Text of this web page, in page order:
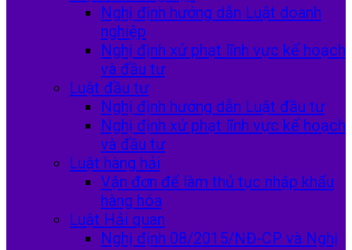
Nghị định hướng dẫn Luật doanh
nghiệp
Nghị định xử phạt lĩnh vực kế hoạch
và đầu tư
Luật đầu tư
Nghị định hướng dẫn Luật đầu tư
Nghị định xử phạt lĩnh vực kế hoạch
và đầu tư
Luật hàng hải
Vận đơn để làm thủ tục nhập khẩu
hàng hóa
Luật Hải quan
Nghị định 08/2015/NĐ-CP và Nghị